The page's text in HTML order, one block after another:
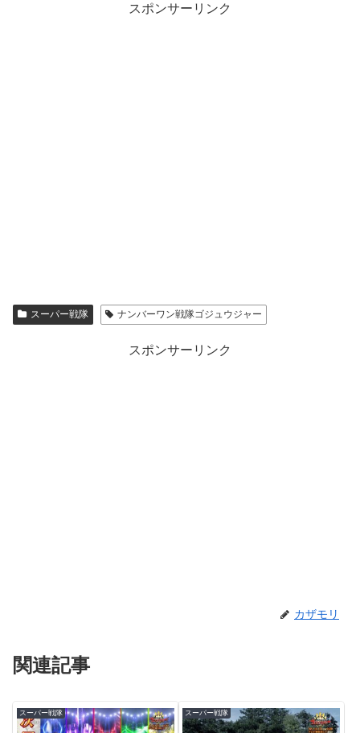
スポンサーリンク
スーパー戦隊 ナンバーワン戦隊ゴジュウジャー
スポンサーリンク
カザモリ
関連記事
スーパー戦隊 スーパー戦隊